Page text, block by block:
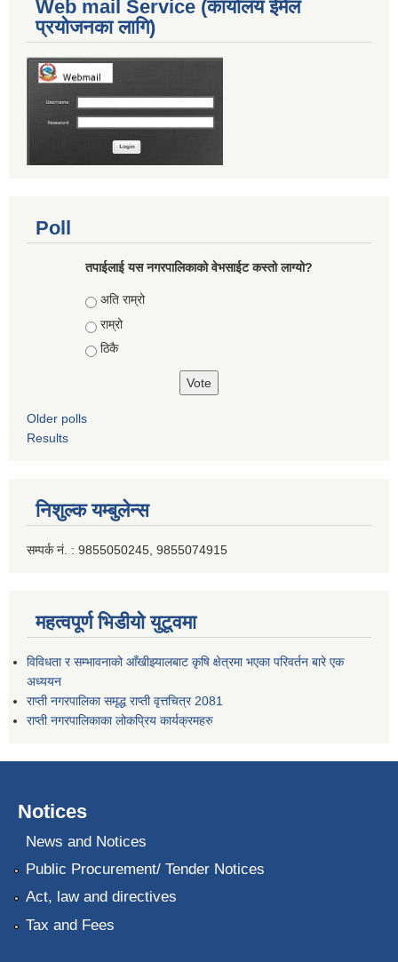
Web mail Service (कार्यालय ईमेल
प्रयोजनका लागि)
Poll
तपाईलाई यस नगरपालिकाको वेभसाईट कस्तो लाग्यो?
Choices
अति राम्रो
राम्रो
ठिकै
Older polls
Results
निशुल्क यम्बुलेन्स
सम्पर्क नं. : 9855050245, 9855074915
महत्वपूर्ण भिडीयो युटूवमा
विविधता र सम्भावनाको आँखीझ्यालबाट कृषि क्षेत्रमा भएका परिवर्तन बारे एक
अध्ययन
राप्ती नगरपालिका समृद्ध राप्ती वृत्तचित्र 2081
राप्ती नगरपालिकाका लोकप्रिय कार्यक्रमहरु
Notices
News and Notices
Public Procurement/ Tender Notices
Act, law and directives
Tax and Fees